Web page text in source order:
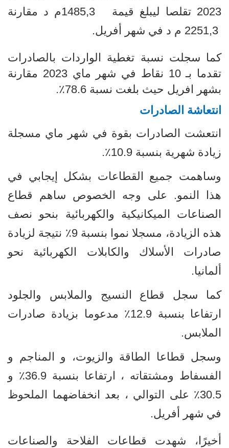
2023 تقلصا ليبلغ قيمة
1485,3م د مقارنة
2251,3 م د في شهر أفريل.
كما سجلت نسبة تغطية الواردات بالصادرات
تقدما بـ 10 نقاط في شهر ماي 2023 مقارنة
بشهر افريل حيث بلغت نسبة 78.6٪.
انتعاشة الصادرات
انتعشت الصادرات بقوة في شهر ماي مسجلة
زيادة شهرية بنسبة 10.9٪
.
وساهمت جميع القطاعات بشكل إيجابي في
هذا النمو. على وجه الخصوص ساهم قطاع
الصناعات الميكانيكية والكهربائية بنحو نصف
هذه الزيادة، مسجلا نموا بنسبة 9٪ نتيجة لزيادة
صادرات الأسلاك والكابلات الكهربائية نحو
ألمانيا.
كما سجل قطاع النسيج والملابس والجلود
ارتفاعا بنسبة 12.9٪ مدعوما بزيادة صادرات
الملابس.
وسجل قطاعا الطاقة والزيوت، و المناجم و
الفسفاط ومشتقاته ، ارتفاعا بنسبة 36.9٪ و
30.5٪ على التوالي ، بعد انخفاضهما الملحوظ
في شهر أفريل.
أخيرًا، شهدت قطاعات الفلاحة والصناعات